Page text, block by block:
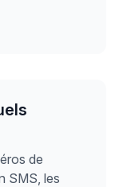
de
SMS, les